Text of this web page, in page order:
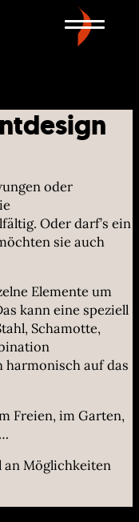
oder
Oder darf’s ein
sie auch
Elemente um
kann eine speziell
Schamotte,
harmonisch auf das
Freien, im Garten,
an Möglichkeiten